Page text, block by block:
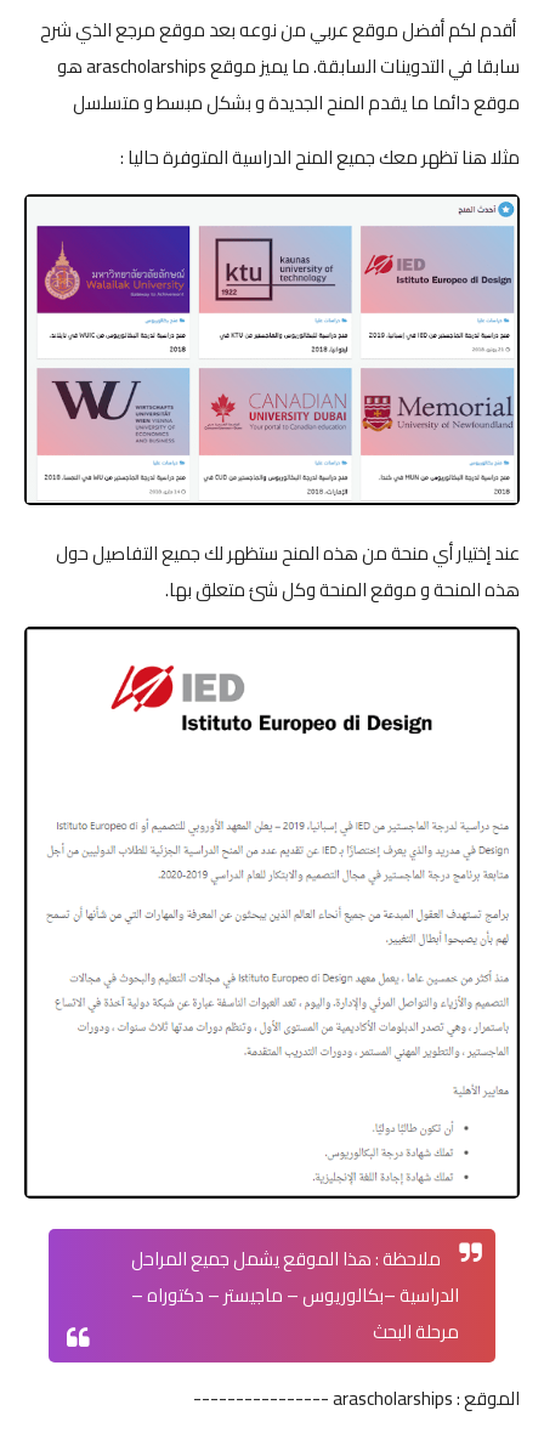
أقدم لكم أفضل موقع عربي من نوعه بعد موقع مرجع الذي شرح
سابقا في التدوينات السابقة. ما يميز موقع arascholarships هو
موقع دائما ما يقدم المنح الجديدة و بشكل مبسط و متسلسل
مثلا هنا تظهر معك جميع المنح الدراسية المتوفرة حاليا :
عند إختيار أي منحة من هذه المنح ستظهر لك جميع التفاصيل حول
هذه المنحة و موقع المنحة وكل شئ متعلق بها.
ملاحظة : هذا الموقع يشمل جميع المراحل
الدراسية –بكالوريوس – ماجيستر – دكتوراه –
مرحلة البحث
الموقع :arascholarships
----------------